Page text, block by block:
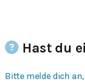
Hast du
Bitte melde dich an,